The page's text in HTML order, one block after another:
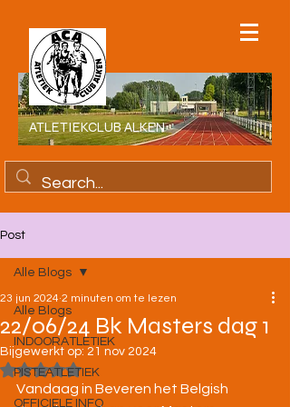
ATLETIEKCLUB ALKEN
Post
Alle Blogs
INDOORATLETIEK
PISTEATLETIEK
OFFICIELE INFO
Alle Blogs
22/06/24 Bk Masters dag 1
23 jun 2024 2 minuten om te lezen
Bijgewerkt op: 21 nov 2024
Beoordeeld met NaN uit 5 sterren.
Vandaag in Beveren het Belgish